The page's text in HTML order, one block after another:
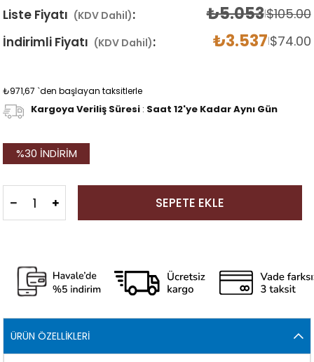
Liste Fiyatı (KDV Dahil): ₺5.053|$105.00
İndirimli Fiyatı (KDV Dahil): ₺3.537|$74.00
₺971,67 `den başlayan taksitlerle
Kargoya Veriliş Süresi : Saat 12'ye Kadar Aynı Gün
%30 İNDIRIM
ÜRÜN ÖZELLIKLERI